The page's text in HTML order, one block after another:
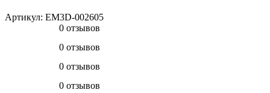
Артикул: EM3D-002605
0 отзывов
0 отзывов
0 отзывов
0 отзывов